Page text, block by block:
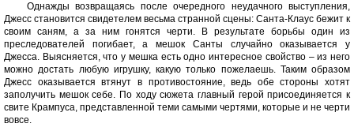
Однажды возвращаясь после очередного неудачного выступления,
Джесс становится свидетелем весьма странной сцены: Санта-Клаус бежит к
своим саням, а за ним гонятся черти. В результате борьбы один из
преследователей погибает, а мешок Санты случайно оказывается у
Джесса. Выясняется, что у мешка есть одно интересное свойство – из него
можно достать любую игрушку, какую только пожелаешь. Таким образом
Джесс оказывается втянут в противостояние, ведь обе стороны хотят
заполучить мешок себе. По ходу сюжета главный герой присоединяется к
свите Крампуса, представленной теми самыми чертями, которые и не черти
вовсе.